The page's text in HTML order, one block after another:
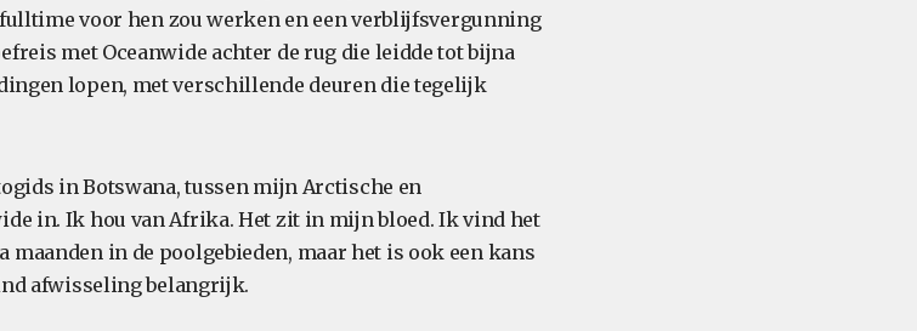
voor hen zou werken en een verblijfsvergunning
met Oceanwide achter de rug die leidde tot bijna
lopen, met verschillende deuren die tegelijk
in Botswana, tussen mijn Arctische en
in. Ik hou van Afrika. Het zit in mijn bloed. Ik vind het
in de poolgebieden, maar het is ook een kans
afwisseling belangrijk.